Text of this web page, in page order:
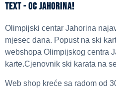
Text - OC JAHORINA!
Olimpijski centar Jahorina
mjesec dana. Popust na ski
webshopa Olimpijskog centra
karte.Cjenovnik ski karata na
Web shop kreće sa radom od